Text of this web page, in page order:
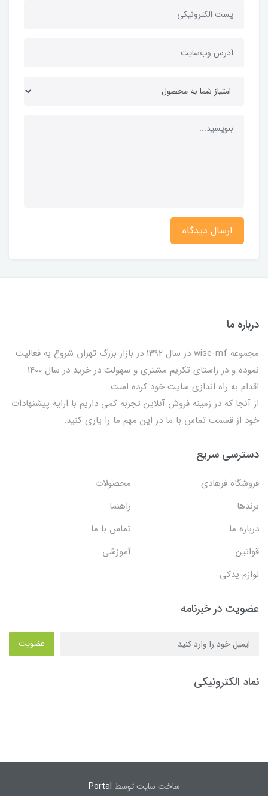
ارسال دیدگاه
درباره ما
مجموعه wise-mf در سال 1392 در بازار بزرگ تهران شروع به فعالیت
نموده و در راستای تکریم مشتری و سهولت در خرید در سال 1400
اقدام به راه اندازی سایت خود کرده است.
از آنجا که در زمینه فروش آنلاین تجربه کمی داریم با ارایه پیشنهادات
خود از قسمت تماس با ما در این مهم ما را یاری کنید.
دسترسی سریع
فروشگاه فرهادی
محصولات
برندها
راهنما
درباره ما
تماس با ما
قوانین
آموزشی
لوازم یدکی
عضویت در خبرنامه
عضویت
نماد الکترونیکی
ساخت سایت توسط Portal